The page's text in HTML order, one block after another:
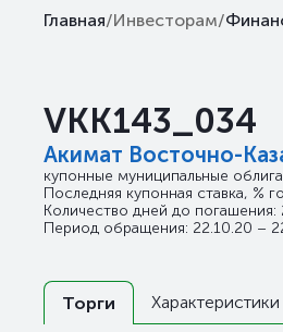
Главная/Инвесторам/
VKK143_034
Акимат Восточно-
купонные муниципальные
Последняя купонная ставка, %
Количество дней до погашения:
Период обращения: 22.10.20 –
Торги